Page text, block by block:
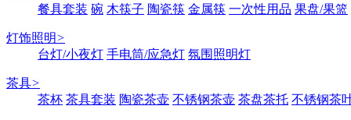
餐具套装 碗 木筷子 陶瓷筷 金属筷 一次性用品 果盘/果篮
灯饰照明>
台灯/小夜灯 手电筒/应急灯 氛围照明灯
茶具>
茶杯 茶具套装 陶瓷茶壶 不锈钢茶壶 茶盘茶托 不锈钢茶